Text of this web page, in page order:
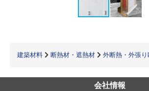
建築材料 断熱材・遮熱材 外断熱・外張り
会社情報